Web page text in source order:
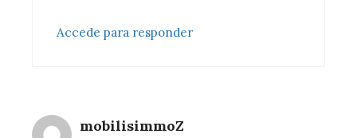
Accede para responder
mobilisimmoZ